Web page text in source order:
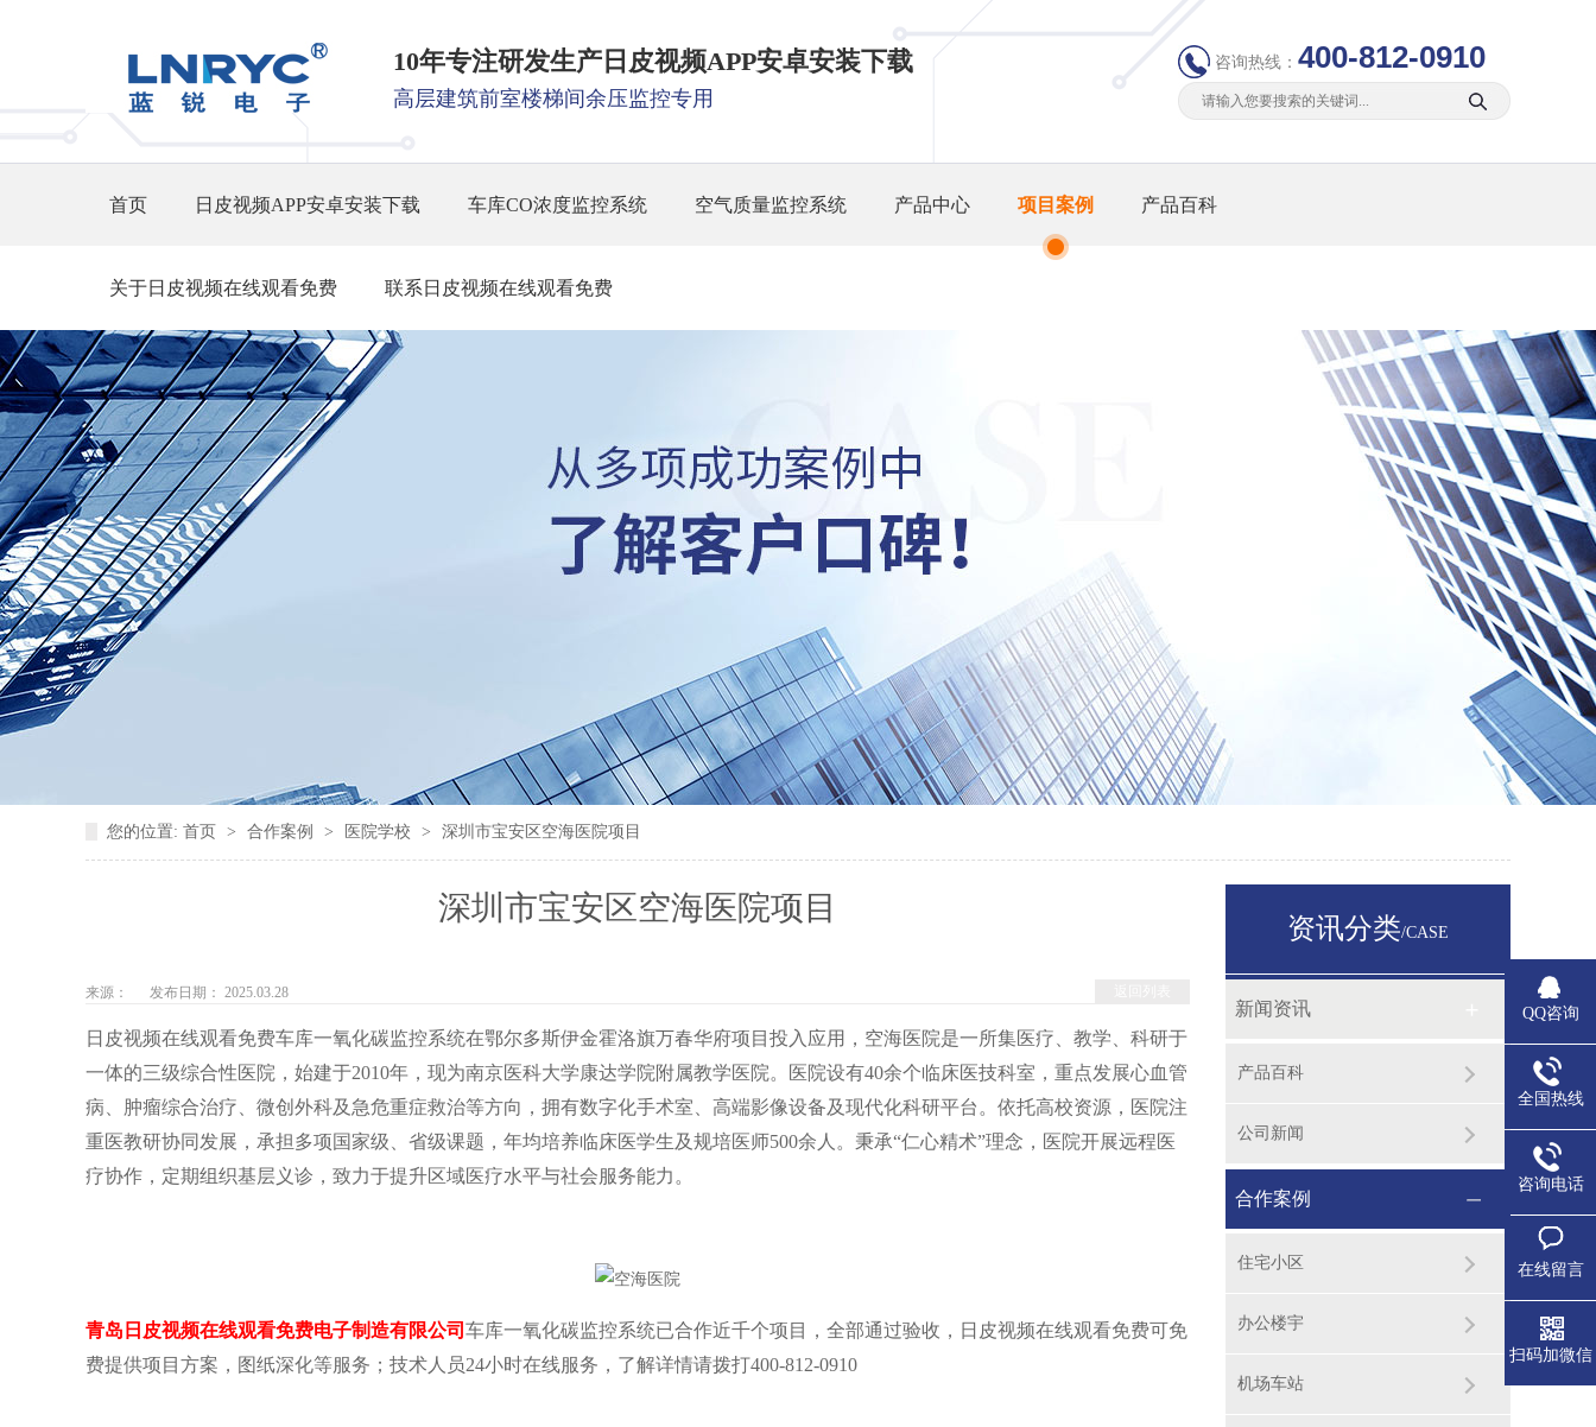
10年专注研发生产日皮视频APP安卓安装下载
高层建筑前室楼梯间余压监控专用
咨询热线： 400-812-0910
首页 日皮视频APP安卓安装下载 车库CO浓度监控系统 空气质量监控系统 产品中心 项目案例 产品百科
关于日皮视频在线观看免费 联系日皮视频在线观看免费
您的位置: 首页 > 合作案例 > 医院学校 > 深圳市宝安区空海医院项目
深圳市宝安区空海医院项目
来源： 发布日期： 2025.03.28
日皮视频在线观看免费车库一氧化碳监控系统在鄂尔多斯伊金霍洛旗万春华府项目投入应用， 空海医院是一所集医疗、教学、科研于
一体的三级综合性医院，始建于2010年，现为南京医科大学康达学院附属教学医院。医院设有40余个临床医技科室，重点发展心血管
病、肿瘤综合治疗、微创外科及急危重症救治等方向，拥有数字化手术室、高端影像设备及现代化科研平台。依托高校资源，医院注
重医教研协同发展，承担多项国家级、省级课题，年均培养临床医学生及规培医师500余人。秉承“仁心精术”理念，医院开展远程医
疗协作，定期组织基层义诊，致力于提升区域医疗水平与社会服务能力。
青岛日皮视频在线观看免费电子制造有限公司 车库一氧化碳监控系统已合作近千个项目，全部通过验收，日皮视频在线观看免费可免
费提供项目方案，图纸深化等服务；技术人员24小时在线服务，了解详情请拨打400-812-0910
资讯分类/CASE
新闻资讯
产品百科
公司新闻
合作案例
住宅小区
办公楼宇
机场车站
QQ咨询
全国热线
咨询电话
在线留言
扫码加微信